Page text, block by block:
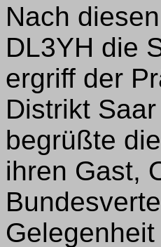
Nach
DL3YH die
ergriff der
Distrikt
begrüßte
ihren Gast,